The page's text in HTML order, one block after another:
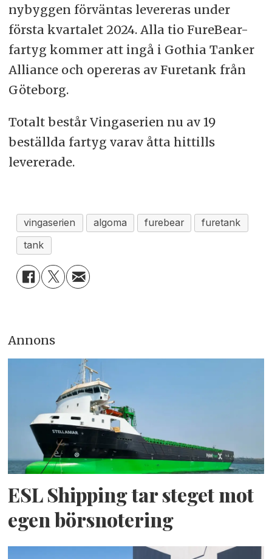
nybyggen förväntas levereras under
första kvartalet 2024. Alla tio FureBear-
fartyg kommer att ingå i Gothia Tanker
Alliance och opereras av Furetank från
Göteborg.
Totalt består Vingaserien nu av 19
beställda fartyg varav åtta hittills
levererade.
vingaserien algoma furebear
furetank
tank
Annons
ESL Shipping tar steget mot
egen börsnotering